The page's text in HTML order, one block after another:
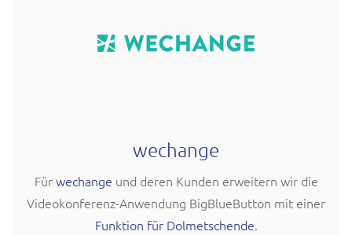
wechange
Fürwechange und deren Kunden erweitern wir die
Videokonferenz-Anwendung BigBlueButton mit einer
Funktion für Dolmetschende.